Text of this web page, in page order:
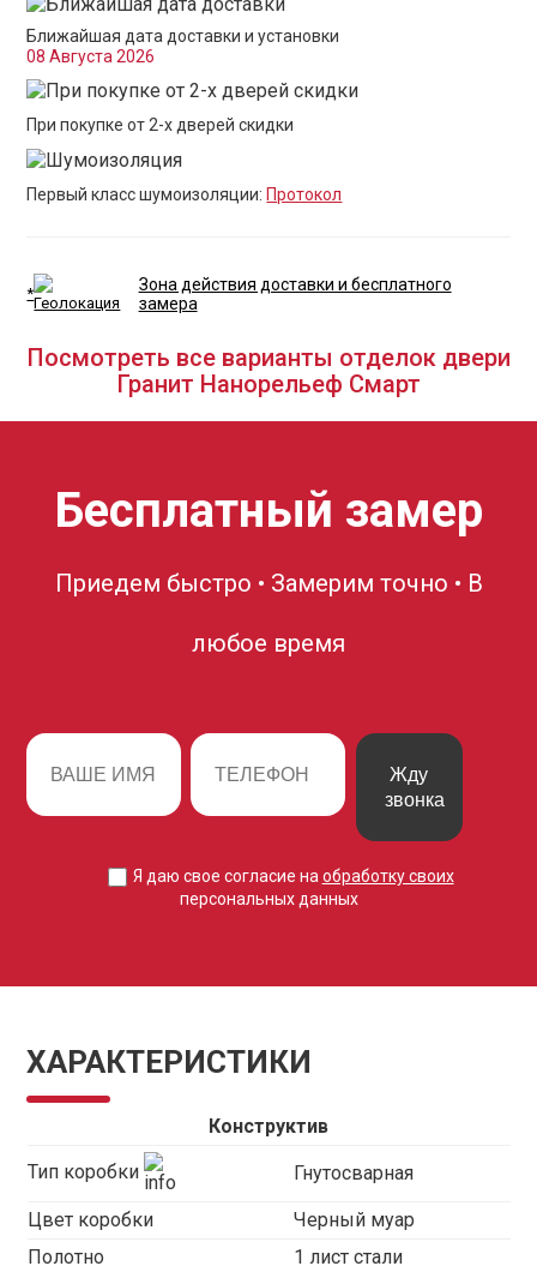
Ближайшая дата доставки и установки
08 Августа 2026
При покупке от 2-х дверей скидки
Первый класс шумоизоляции: Протокол
*
Зона действия доставки и бесплатного
замера
Посмотреть все варианты отделок двери
Гранит Нанорельеф Смарт
Бесплатный замер
Приедем быстро • Замерим точно • В
любое время
Жду
звонка
Я даю свое согласие на обработку своих
персональных данных
ХАРАКТЕРИСТИКИ
Конструктив
Тип коробки Гнутосварная
Цвет коробки
Черный муар
Полотно
1 лист стали